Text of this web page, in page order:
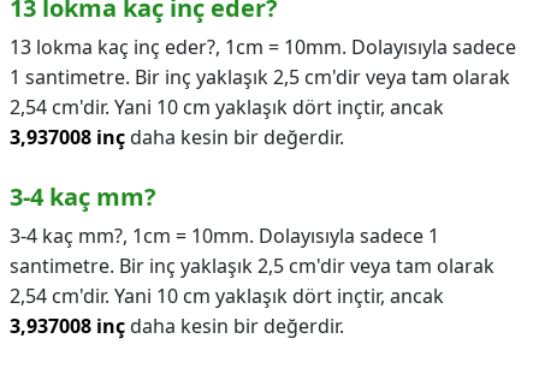
13 lokma kaç inç eder?
13 lokma kaç inç eder?, 1cm = 10mm. Dolayısıyla sadece
1 santimetre. Bir inç yaklaşık 2,5 cm'dir veya tam olarak
2,54 cm'dir. Yani 10 cm yaklaşık dört inçtir, ancak
3,937008 inçdaha kesin bir değerdir.
3-4 kaç mm?
3-4 kaç mm?, 1cm = 10mm. Dolayısıyla sadece 1
santimetre. Bir inç yaklaşık 2,5 cm'dir veya tam olarak
2,54 cm'dir. Yani 10 cm yaklaşık dört inçtir, ancak
3,937008 inçdaha kesin bir değerdir.